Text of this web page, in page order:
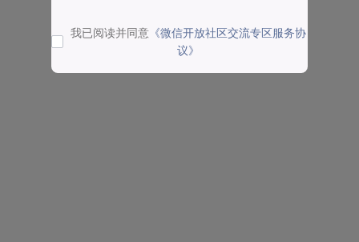
我已阅读并同意 《微信开放社区交流专区服务协
议》